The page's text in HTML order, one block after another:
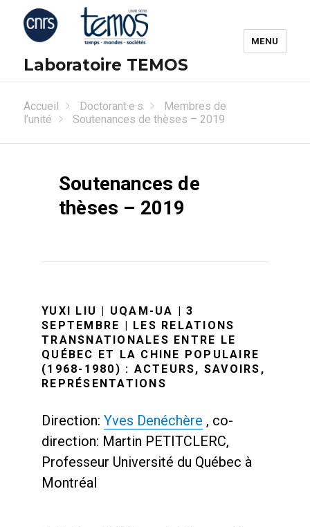
Laboratoire TEMOS
MENU
Accueil Doctorant·e·s
Membres de
l’unité
Soutenances de thèses – 2019
Soutenances de
thèses – 2019
YUXI LIU | UQAM-UA | 3
SEPTEMBRE | LES RELATIONS
TRANSNATIONALES ENTRE LE
QUÉBEC ET LA CHINE POPULAIRE
(1968-1980) : ACTEURS, SAVOIRS,
REPRÉSENTATIONS
Direction: Yves Denéchère , co-
direction: Martin PETITCLERC,
Professeur Université du Québec à
Montréal